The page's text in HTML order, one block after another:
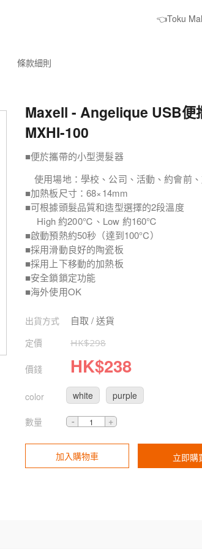
👈Toku
條款細則
Maxell - Angelique USB便
MXHI-100
■便於攜帶的小型燙髮器
使用場地：學校、公司、活動、約會前
■加熱板尺寸：68×14mm
■可根據頭髮品質和造型選擇的2段溫度
High 約200℃、Low 約160℃
■啟動預熱約50秒（達到100°C）
■採用滑動良好的陶瓷板
■採用上下移動的加熱板
■安全鎖鎖定功能
■海外使用OK
出貨方式 自取 / 送貨
定價 HK$298
價錢 HK$238
color white purple
數量
加入購物車 立即購